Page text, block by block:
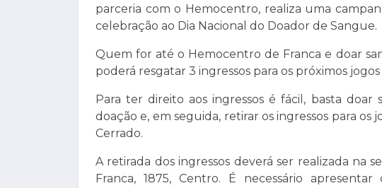
parceria com o Hemocentro, realiza uma
celebração ao Dia Nacional do Doador de Sangue.
Quem for até o Hemocentro de Franca e doar
poderá resgatar 3 ingressos para os próximos jogos
Para ter direito aos ingressos é fácil, basta
doação e, em seguida, retirar os ingressos para os
Cerrado.
A retirada dos ingressos deverá ser realizada na
Franca, 1875, Centro. É necessário